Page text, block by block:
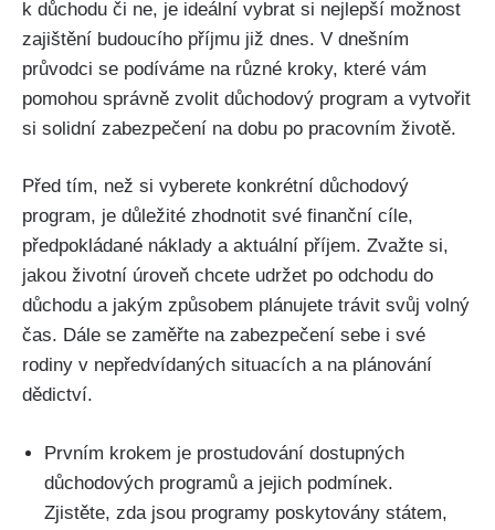
k důchodu či ne, je ideální vybrat si nejlepší možnost
zajištění budoucího příjmu již dnes. V dnešním
průvodci se podíváme na různé kroky, které vám
pomohou správně zvolit důchodový program a vytvořit
si solidní zabezpečení na dobu po pracovním životě.
Před tím, než si vyberete konkrétní důchodový
program, je důležité zhodnotit své finanční cíle,
předpokládané náklady a aktuální příjem. Zvažte si,
jakou životní úroveň chcete udržet po odchodu do
důchodu a jakým způsobem plánujete trávit svůj volný
čas. Dále se zaměřte na zabezpečení sebe i své
rodiny v nepředvídaných situacích a na plánování
dědictví.
Prvním krokem je prostudování dostupných
důchodových programů a jejich podmínek.
Zjistěte, zda jsou programy poskytovány státem,